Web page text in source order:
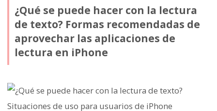
¿Qué se puede hacer con la lectura
de texto? Formas recomendadas de
aprovechar las aplicaciones de
lectura en iPhone